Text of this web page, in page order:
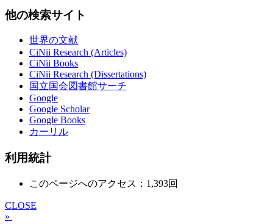
他の検索サイト
世界の文献
CiNii Research (Articles)
CiNii Books
CiNii Research (Dissertations)
国立国会図書館サーチ
Google
Google Scholar
Google Books
カーリル
利用統計
このページへのアクセス：1,393回
CLOSE
»